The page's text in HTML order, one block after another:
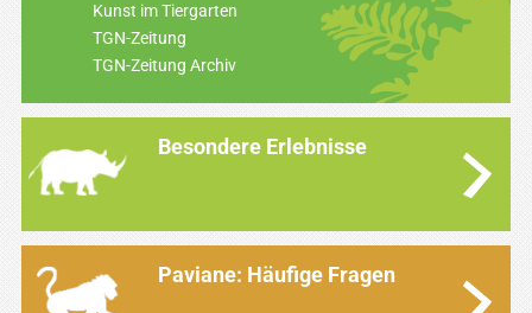
Kunst im Tiergarten
TGN-Zeitung
TGN-Zeitung Archiv
Besondere Erlebnisse
Paviane: Häufige Fragen